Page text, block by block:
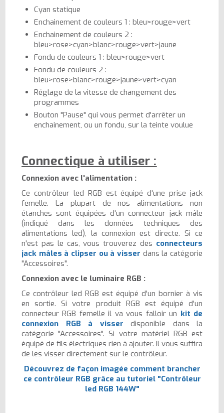
Cyan statique
Enchainement de couleurs 1 : bleu>rouge>vert
Enchainement de couleurs 2 :
bleu>rose>cyan>blanc>rouge>vert>jaune
Fondu de couleurs 1 : bleu>rouge>vert
Fondu de couleurs 2 :
bleu>rose>blanc>rouge>jaune>vert>cyan
Réglage de la vitesse de changement des
programmes
Bouton "Pause" qui vous permet d'arrêter un
enchainement, ou un fondu, sur la teinte voulue
Connectique à utiliser :
Connexion avec l'alimentation :
Ce contrôleur led RGB est équipé d'une prise jack
femelle. La plupart de nos alimentations non
étanches sont équipées d'un connecteur jack mâle
(indiqué dans les données techniques des
alimentations led), la connexion est directe. Si ce
n'est pas le cas, vous trouverez des connecteurs
jack mâles à clipser ou à visser dans la catégorie
"Accessoires".
Connexion avec le luminaire RGB :
Ce contrôleur led RGB est équipé d'un bornier à vis
en sortie. Si votre produit RGB est équipé d'un
connecteur RGB femelle il va vous falloir un kit de
connexion RGB à visser disponible dans la
catégorie "Accessoires". Si votre matériel RGB est
équipé de fils électriques rien à ajouter. Il vous suffira
de les visser directement sur le contrôleur.
Découvrez de façon imagée comment brancher
ce contrôleur RGB grâce au tutoriel "Contrôleur
led RGB 144W"